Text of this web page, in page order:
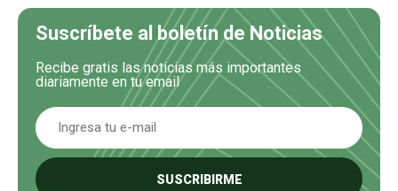
Suscríbete al boletín de Noticias
Recibe gratis las noticias más importantes
diariamente en tu email
SUSCRIBIRME